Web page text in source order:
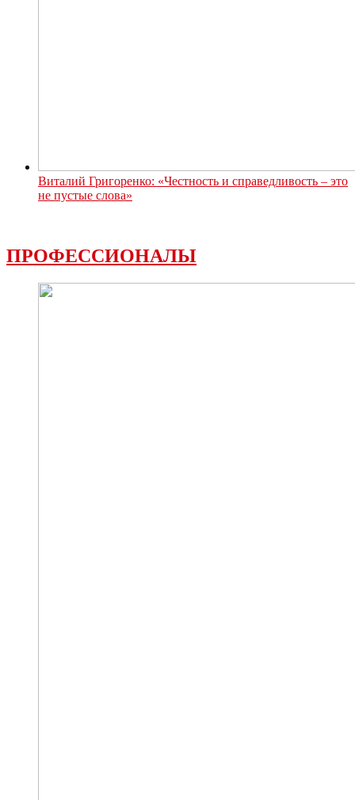
Виталий Григоренко: «Честность и справедливость – это
не пустые слова»
ПРОФЕССИОНАЛЫ